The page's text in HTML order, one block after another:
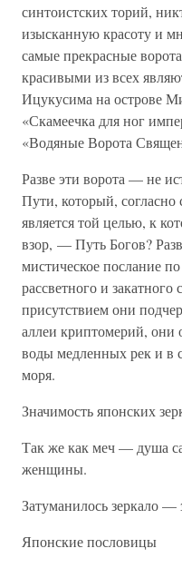
синтоистских торий,
изысканную красоту и
самые прекрасные
красивыми из всех
Ицукусима на острове
«Скамеечка для ног
«Водяные Ворота
Разве эти ворота — не
Пути, который, согласно
является той целью, к
взор, — Путь Богов?
мистическое послание
рассветного и
присутствием они
аллеи криптомерий, они
воды медленных рек и в
моря.
Значимость японских
Так же как меч — душа
женщины.
Затуманилось зеркало —
Японские пословицы